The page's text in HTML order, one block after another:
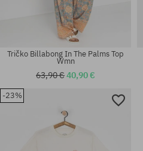
Tričko Billabong In The Palms Top
Wmn
63,90 €40,90 €
-23%